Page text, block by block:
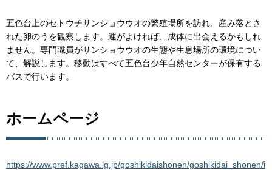
五色台上のセトウチサンショウウオの繁殖場所を訪れ、産み落とさ
れた卵のうを観察します。運がよければ、成体に出会えるかもしれ
ません。専門職員がサンショウウオの生態や生息場所の環境につい
て、解説します。移動はすべて五色台少年自然センターが保有する
バスで行います。
ホームページ
https://www.pref.kagawa.lg.jp/goshikidaishonen/goshikidai_shonen/i